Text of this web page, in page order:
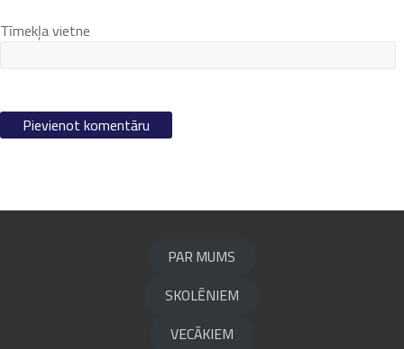
Tīmekļa vietne
PAR MUMS
SKOLĒNIEM
VECĀKIEM